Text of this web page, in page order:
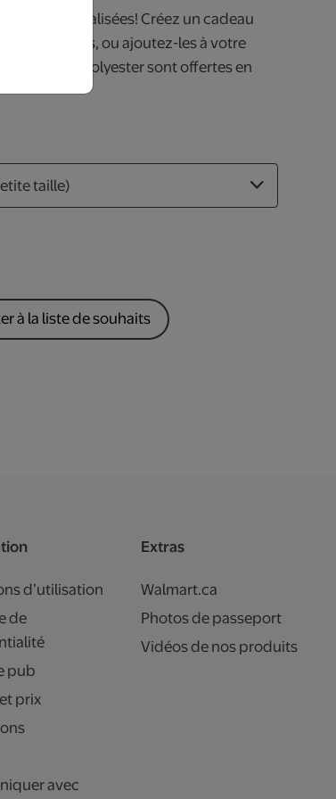
personnalisées! Créez un cadeau
ou vos amis, ou ajoutez-les à votre
de 100 % polyester sont offertes en
à la liste de souhaits
d’utilisation
de
pub
prix
avec
Extras
Walmart.ca
Photos de passeport
Vidéos de nos produits